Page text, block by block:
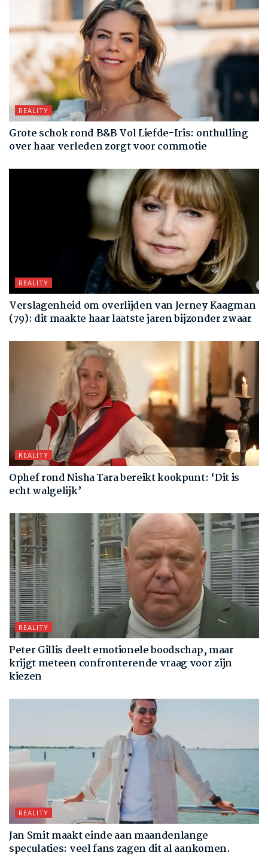
REALITY
Grote schok rond B&B Vol Liefde-Iris: onthulling
over haar verleden zorgt voor commotie
REALITY
Verslagenheid om overlijden van Jerney Kaagman
(79): dit maakte haar laatste jaren bijzonder zwaar
REALITY
Ophef rond Nisha Tara bereikt kookpunt: ‘Dit is
echt walgelijk’
REALITY
Peter Gillis deelt emotionele boodschap, maar
krijgt meteen confronterende vraag voor zijn
kiezen
REALITY
Jan Smit maakt einde aan maandenlange
speculaties: veel fans zagen dit al aankomen.